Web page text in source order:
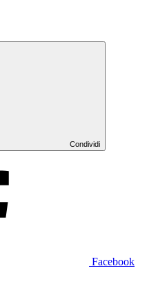
Condividi
Facebook